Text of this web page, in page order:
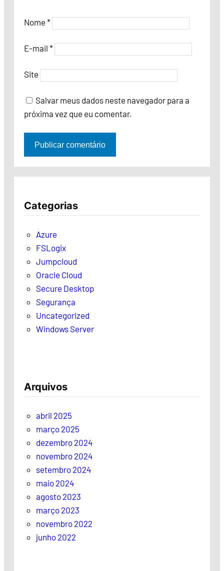
Nome *
E-mail *
Site
Salvar meus dados neste navegador para a
próxima vez que eu comentar.
Categorias
Azure
FSLogix
Jumpcloud
Oracle Cloud
Secure Desktop
Segurança
Uncategorized
Windows Server
Arquivos
abril 2025
março 2025
dezembro 2024
novembro 2024
setembro 2024
maio 2024
agosto 2023
março 2023
novembro 2022
junho 2022